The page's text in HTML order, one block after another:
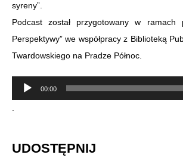
syreny”.
Podcast został przygotowany w ramach
Perspektywy” we współpracy z Biblioteką
Twardowskiego na Pradze Północ.
Odtwarzacz
plików
00:00
UDOSTĘPNIJ